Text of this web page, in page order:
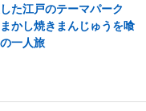
た江戸のテーマパーク
かし焼きまんじゅうを喰
一人旅